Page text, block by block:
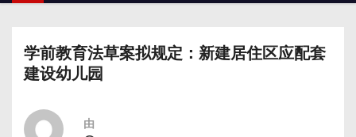
学前教育法草案拟规定：新建居住区应配套
建设幼儿园
由